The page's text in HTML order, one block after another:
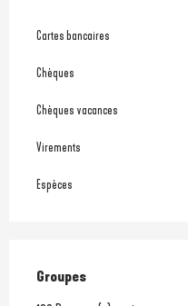
Cartes bancaires
Chèques
Chèques vacances
Virements
Espèces
Groupes
Groupes